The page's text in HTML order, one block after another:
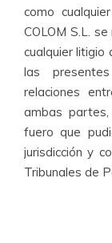
como
COLOM S.L.
cualquier litigio
las
relaciones
ambas
fuero que
jurisdicción y
Tribunales de